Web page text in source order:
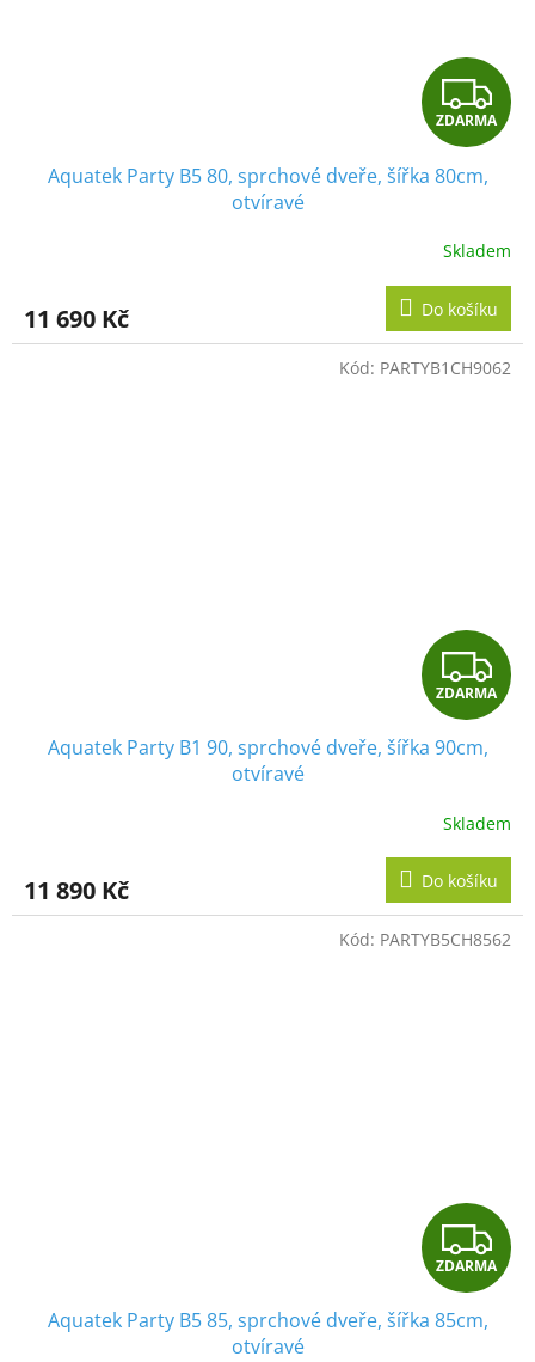
Z
D
R
M
A
ZDARMA
Aquatek Party B5 80, sprchové dveře, šířka 80cm,
otvíravé
Skladem
11 690 Kč Do košíku
Z
D
R
M
A
ZDARMA
Aquatek Party B1 90, sprchové dveře, šířka 90cm,
otvíravé
Skladem
11 890 Kč Do košíku
Kód: PARTYB1CH9062
Z
D
ZDARMA
Aquatek Party B5 85, sprchové dveře, šířka 85cm,
otvíravé
Kód: PARTYB5CH8562